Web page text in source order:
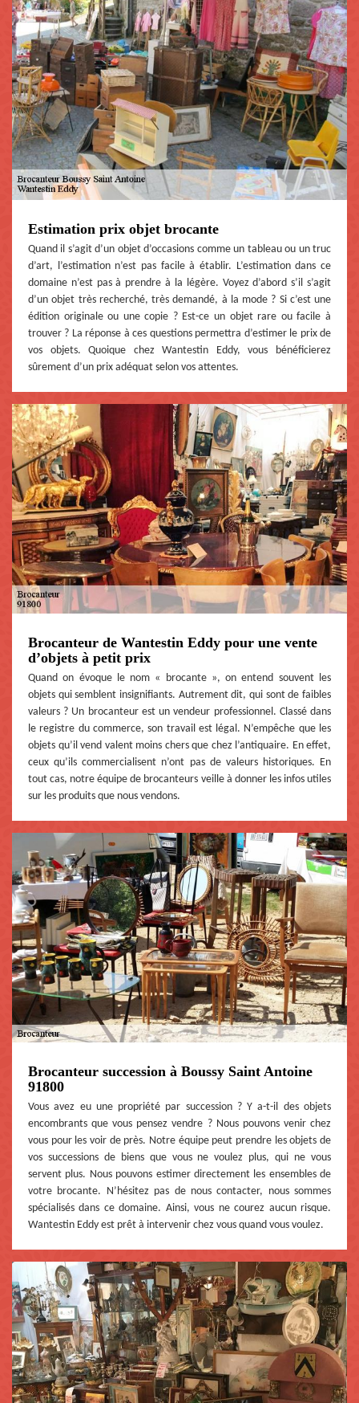
Estimation prix objet brocante
Quand il s’agit d’un objet d’occasions comme un tableau ou un truc
d’art, l’estimation n’est pas facile à établir. L’estimation dans ce
domaine n’est pas à prendre à la légère. Voyez d’abord s’il s’agit
d’un objet très recherché, très demandé, à la mode ? Si c’est une
édition originale ou une copie ? Est-ce un objet rare ou facile à
trouver ? La réponse à ces questions permettra d’estimer le prix de
vos objets. Quoique chez Wantestin Eddy, vous bénéficierez
sûrement d’un prix adéquat selon vos attentes.
Brocanteur de Wantestin Eddy pour une vente
d’objets à petit prix
Quand on évoque le nom « brocante », on entend souvent les
objets qui semblent insignifiants. Autrement dit, qui sont de faibles
valeurs ? Un brocanteur est un vendeur professionnel. Classé dans
le registre du commerce, son travail est légal. N’empêche que les
objets qu’il vend valent moins chers que chez l’antiquaire. En effet,
ceux qu’ils commercialisent n’ont pas de valeurs historiques. En
tout cas, notre équipe de brocanteurs veille à donner les infos utiles
sur les produits que nous vendons.
Brocanteur succession à Boussy Saint Antoine
91800
Vous avez eu une propriété par succession ? Y a-t-il des objets
encombrants que vous pensez vendre ? Nous pouvons venir chez
vous pour les voir de près. Notre équipe peut prendre les objets de
vos successions de biens que vous ne voulez plus, qui ne vous
servent plus. Nous pouvons estimer directement les ensembles de
votre brocante. N’hésitez pas de nous contacter, nous sommes
spécialisés dans ce domaine. Ainsi, vous ne courez aucun risque.
Wantestin Eddy est prêt à intervenir chez vous quand vous voulez.